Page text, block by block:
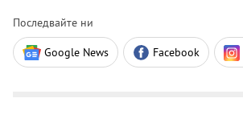
Последвайте ни
Google News Facebook